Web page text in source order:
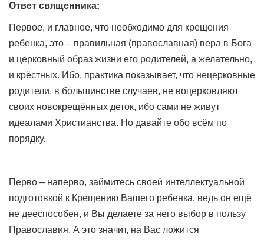
Ответ священника:
Первое, и главное, что необходимо для крещения
ребенка, это – правильная (православная) вера в Бога
и церковный образ жизни его родителей, а желательно,
и крёстных. Ибо, практика показывает, что нецерковные
родители, в большинстве случаев, не воцерковляют
своих новокрещённых деток, ибо сами не живут
идеалами Христианства. Но давайте обо всём по
порядку.
Перво – наперво, займитесь своей интеллектуальной
подготовкой к Крещению Вашего ребенка, ведь он ещё
не дееспособен, и Вы делаете за него выбор в пользу
Православия. А это значит, на Вас ложится